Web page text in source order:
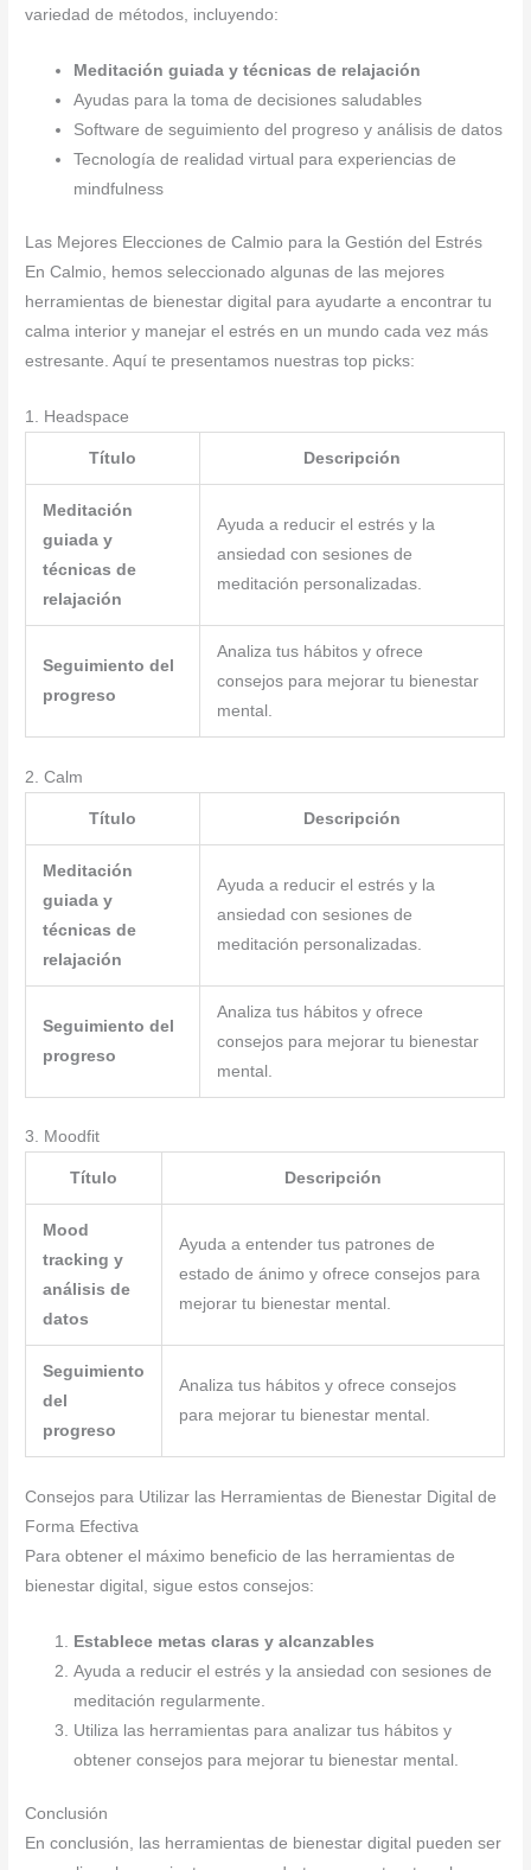
variedad de métodos, incluyendo:
Meditación guiada y técnicas de relajación
Ayudas para la toma de decisiones saludables
Software de seguimiento del progreso y análisis de datos
Tecnología de realidad virtual para experiencias de
mindfulness
Las Mejores Elecciones de Calmio para la Gestión del Estrés
En Calmio, hemos seleccionado algunas de las mejores
herramientas de bienestar digital para ayudarte a encontrar tu
calma interior y manejar el estrés en un mundo cada vez más
estresante. Aquí te presentamos nuestras top picks:
1. Headspace
Título Descripción
Meditación
guiada y
técnicas de
relajación
Ayuda a reducir el estrés y la
ansiedad con sesiones de
meditación personalizadas.
Seguimiento del
progreso
Analiza tus hábitos y ofrece
consejos para mejorar tu bienestar
mental.
2. Calm
Título Descripción
Meditación
guiada y
técnicas de
relajación
Ayuda a reducir el estrés y la
ansiedad con sesiones de
meditación personalizadas.
Seguimiento del
progreso
Analiza tus hábitos y ofrece
consejos para mejorar tu bienestar
mental.
3. Moodfit
Título Descripción
Mood
tracking y
análisis de
datos
Ayuda a entender tus patrones de
estado de ánimo y ofrece consejos para
mejorar tu bienestar mental.
Seguimiento
del
progreso
Analiza tus hábitos y ofrece consejos
para mejorar tu bienestar mental.
Consejos para Utilizar las Herramientas de Bienestar Digital de
Forma Efectiva
Para obtener el máximo beneficio de las herramientas de
bienestar digital, sigue estos consejos:
Establece metas claras y alcanzables
Ayuda a reducir el estrés y la ansiedad con sesiones de
meditación regularmente.
Utiliza las herramientas para analizar tus hábitos y
obtener consejos para mejorar tu bienestar mental.
Conclusión
En conclusión, las herramientas de bienestar digital pueden ser